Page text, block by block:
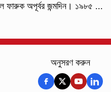
ফারুক অপূর্বর জন্মদিন। ১৯৮৫ ...
অনুসরণ করুন